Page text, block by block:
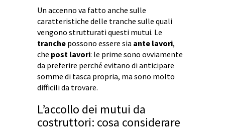
Un accenno va fatto anche sulle
caratteristiche delle tranche sulle quali
vengono strutturati questi mutui. Le
tranche possono essere sia ante lavori,
che post lavori: le prime sono ovviamente
da preferire perché evitano di anticipare
somme di tasca propria, ma sono molto
difficili da trovare.
L’accollo dei mutui da
costruttori: cosa considerare